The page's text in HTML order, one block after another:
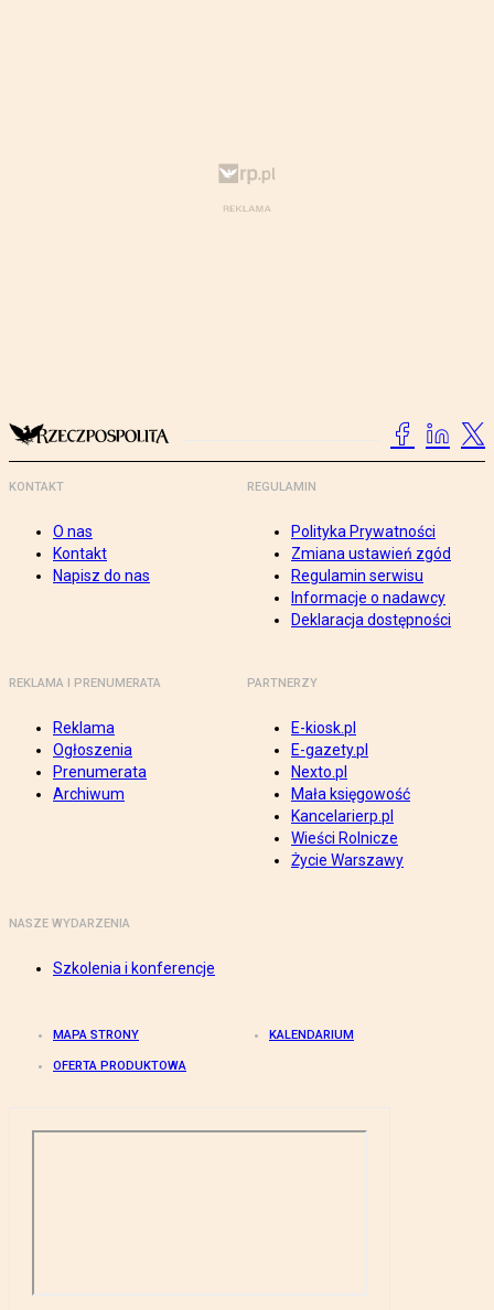
KONTAKT
O nas
Kontakt
Napisz do nas
REGULAMIN
Polityka Prywatności
Zmiana ustawień zgód
Regulamin serwisu
Informacje o nadawcy
Deklaracja dostępności
REKLAMA I PRENUMERATA
Reklama
Ogłoszenia
Prenumerata
Archiwum
PARTNERZY
E-kiosk.pl
E-gazety.pl
Nexto.pl
Mała księgowość
Kancelarierp.pl
Wieści Rolnicze
Życie Warszawy
NASZE WYDARZENIA
Szkolenia i konferencje
MAPA STRONY KALENDARIUM
OFERTA PRODUKTOWA